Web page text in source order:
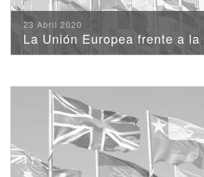
23 Abril 2020
La Unión Europea frente a